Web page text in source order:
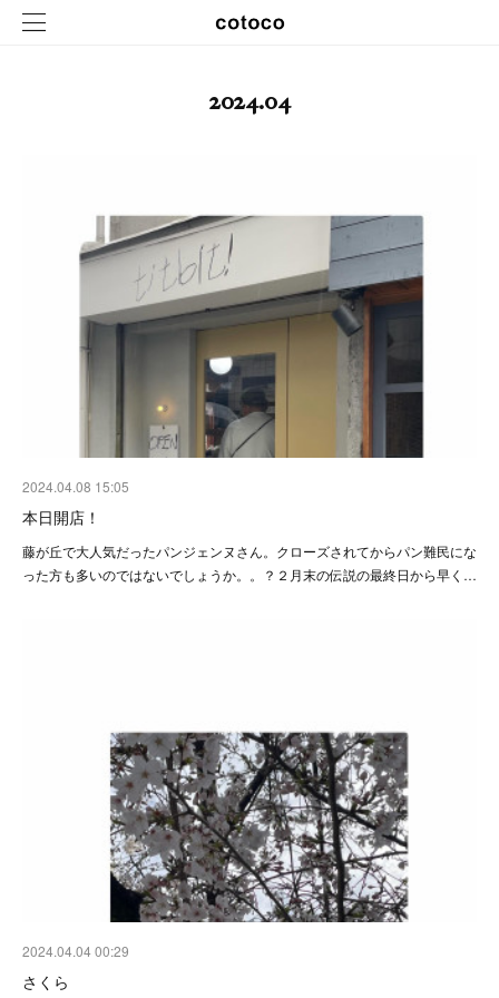
2024.04
2024.04.08 15:05
本日開店！
藤が丘で大人気だったパンジェンヌさん。クローズされてからパン難民にな
った方も多いのではないでしょうか。。？２月末の伝説の最終日から早く…
2024.04.04 00:29
さくら